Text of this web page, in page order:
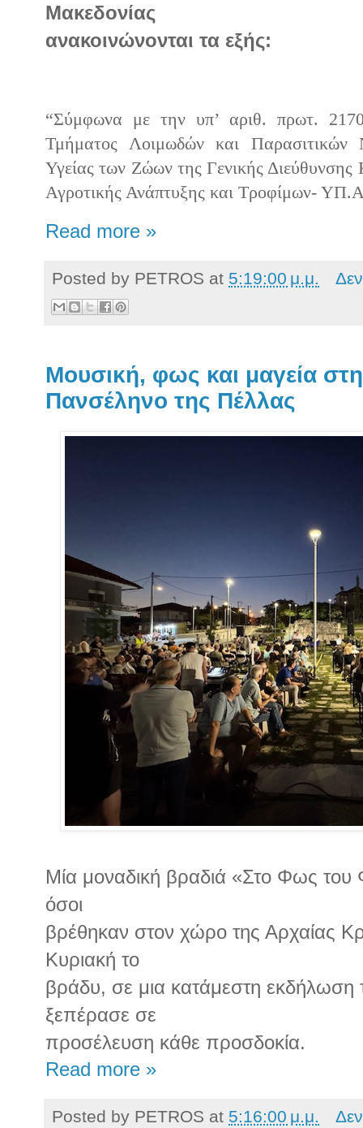
Μακεδονίας
ανακοινώνονται τα εξής:
“Σύμφωνα με την υπ’ αριθ. πρωτ.
Τμήματος
Λοιμωδών και Παρασιτικών
Υγείας των Ζώων της Γενικής Διεύθυνσης
Αγροτικής Ανάπτυξης και Τροφίμων-
Read more »
Posted by PETROS at 5:19:00 μ.μ.
Μουσική, φως και μαγεία
Πανσέληνο της Πέλλας
Μία μοναδική βραδιά «Στο Φως
όσοι
βρέθηκαν στον χώρο της Αρχαίας
Κυριακή το
βράδυ, σε μια κατάμεστη
ξεπέρασε σε
προσέλευση κάθε προσδοκία.
Read more »
Posted by PETROS at 5:16:00 μ.μ.